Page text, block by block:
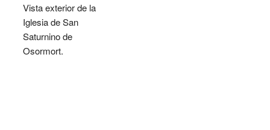
Vista exterior de la
Iglesia de San
Saturnino de
Osormort.